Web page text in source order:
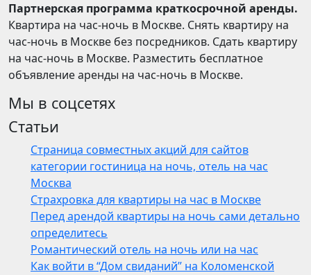
Партнерская программа краткосрочной аренды.
Квартира на час-ночь в Москве. Снять квартиру на
час-ночь в Москве без посредников. Сдать квартиру
на час-ночь в Москве. Разместить бесплатное
объявление аренды на час-ночь в Москве.
Мы в соцсетях
Статьи
Страница совместных акций для сайтов
категории гостиница на ночь, отель на час
Москва
Страхровка для квартиры на час в Москве
Перед арендой квартиры на ночь сами детально
определитесь
Романтический отель на ночь или на час
Как войти в “Дом свиданий” на Коломенской